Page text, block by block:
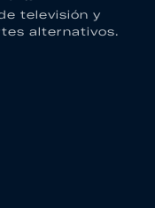
televisión y
alternativos.